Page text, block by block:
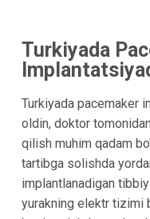
Turkiyada
Turkiyada pacemaker
oldin, doktor
qilish muhim qadam
tartibga solishda
implantlanadigan
yurakning elektr tizimi